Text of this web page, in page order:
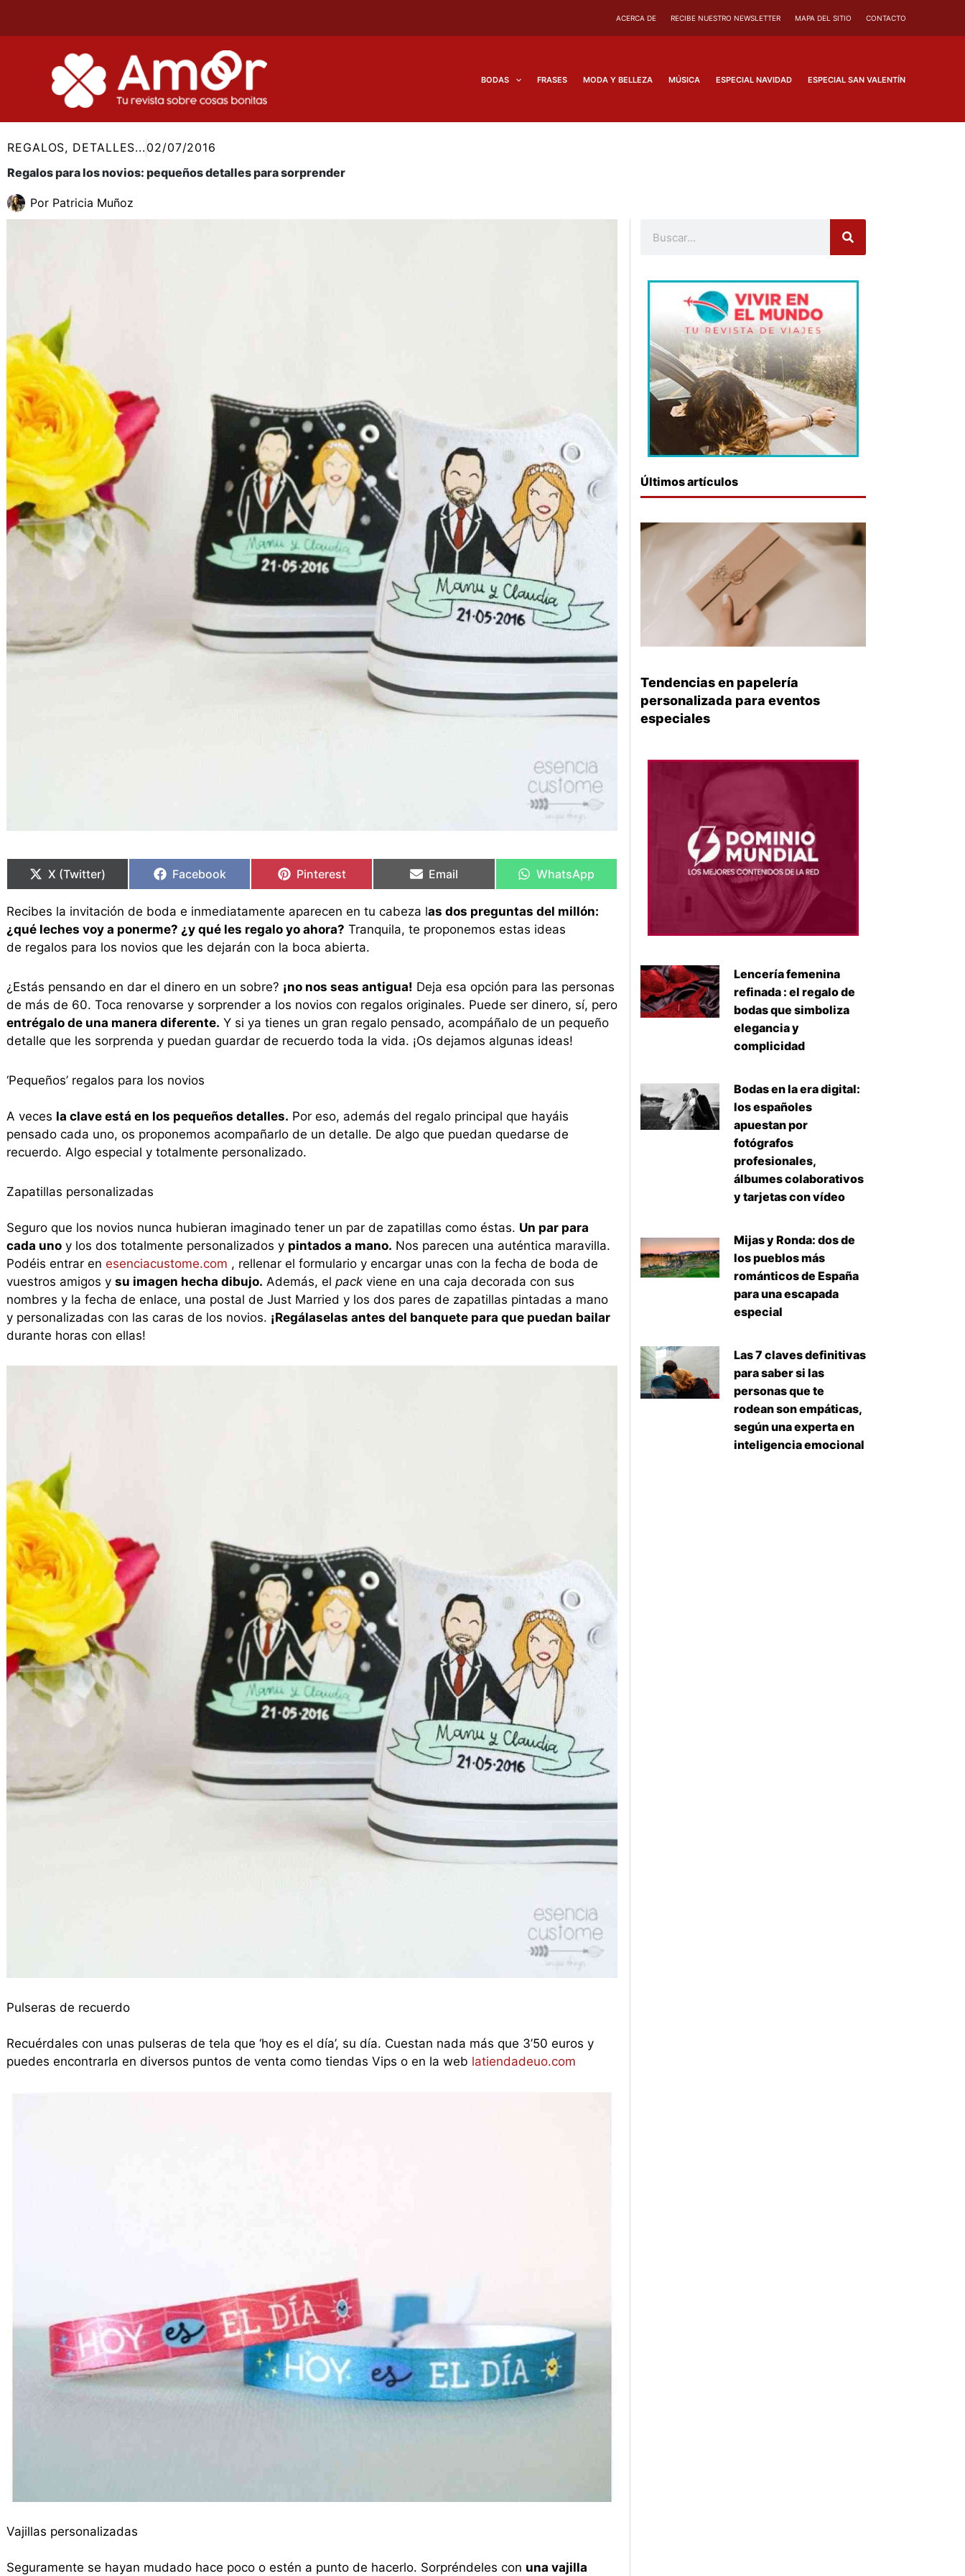
ACERCA DE RECIBE NUESTRO NEWSLETTER MAPA DEL SITIO CONTACTO
BODAS FRASES MODA Y BELLEZA MÚSICA ESPECIAL NAVIDAD ESPECIAL SAN VALENTÍN
REGALOS, DETALLES... 02/07/2016
Regalos para los novios: pequeños detalles para sorprender
Por Patricia Muñoz
en
X (Twitter)
en
Facebook
en
Pinterest
en
Email
en
WhatsApp
Recibes la invitación de boda e inmediatamente aparecen en tu cabeza las dos preguntas del millón:
¿qué leches voy a ponerme? ¿y qué les regalo yo ahora? Tranquila, te proponemos estas ideas
de regalos para los novios que les dejarán con la boca abierta.
¿Estás pensando en dar el dinero en un sobre? ¡no nos seas antigua! Deja esa opción para las personas
de más de 60. Toca renovarse y sorprender a los novios con regalos originales. Puede ser dinero, sí, pero
entrégalo de una manera diferente. Y si ya tienes un gran regalo pensado, acompáñalo de un pequeño
detalle que les sorprenda y puedan guardar de recuerdo toda la vida. ¡Os dejamos algunas ideas!
‘Pequeños’ regalos para los novios
A veces la clave está en los pequeños detalles. Por eso, además del regalo principal que hayáis
pensado cada uno, os proponemos acompañarlo de un detalle. De algo que puedan quedarse de
recuerdo. Algo especial y totalmente personalizado.
Zapatillas personalizadas
Seguro que los novios nunca hubieran imaginado tener un par de zapatillas como éstas. Un par para
cada unoy los dos totalmente personalizados y pintados a mano. Nos parecen una auténtica maravilla.
Podéis entrar en esenciacustome.com , rellenar el formulario y encargar unas con la fecha de boda de
vuestros amigos y su imagen hecha dibujo. Además, el packviene en una caja decorada con sus
nombres y la fecha de enlace, una postal de Just Married y los dos pares de zapatillas pintadas a mano
y personalizadas con las caras de los novios. ¡Regálaselas antes del banquete para que puedan bailar
durante horas con ellas!
Pulseras de recuerdo
Recuérdales con unas pulseras de tela que ‘hoy es el día’, su día. Cuestan nada más que 3’50 euros y
puedes encontrarla en diversos puntos de venta como tiendas Vips o en la web latiendadeuo.com
Vajillas personalizadas
Seguramente se hayan mudado hace poco o estén a punto de hacerlo. Sorpréndeles con una vajilla
en
en
en
en
en
Últimos artículos
Tendencias en papelería
personalizada para eventos
especiales
Lencería femenina
refinada : el regalo de
bodas que simboliza
elegancia y
complicidad
Bodas en la era digital:
los españoles
apuestan por
fotógrafos
profesionales,
álbumes colaborativos
y tarjetas con vídeo
Mijas y Ronda: dos de
los pueblos más
románticos de España
para una escapada
especial
Las 7 claves definitivas
para saber si las
personas que te
rodean son empáticas,
según una experta en
inteligencia emocional